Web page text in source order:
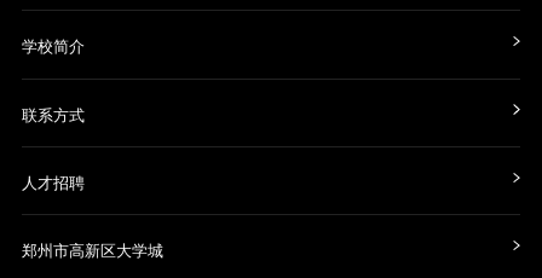
学校简介
联系方式
人才招聘
郑州市高新区大学城